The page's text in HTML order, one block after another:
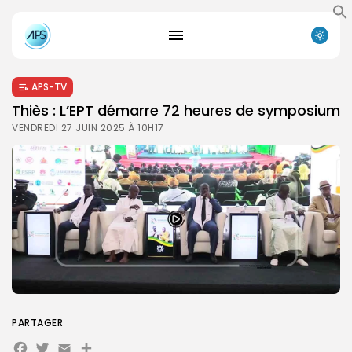
Search
APS-TV
Thiès : L’EPT démarre 72 heures de symposium
VENDREDI 27 JUIN 2025 À 10H17
PARTAGER